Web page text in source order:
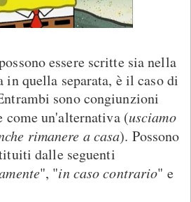
essere scritte sia nella
in quella separata, è il caso di
sono congiunzioni
come un'alternativa (usciamo
rimanere a casa). Possono
dalle seguenti
", "in caso contrario" e